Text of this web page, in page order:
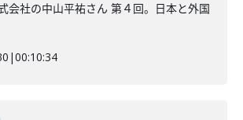
会社の中山平祐さん 第４回。日本と外国
|00:10:34